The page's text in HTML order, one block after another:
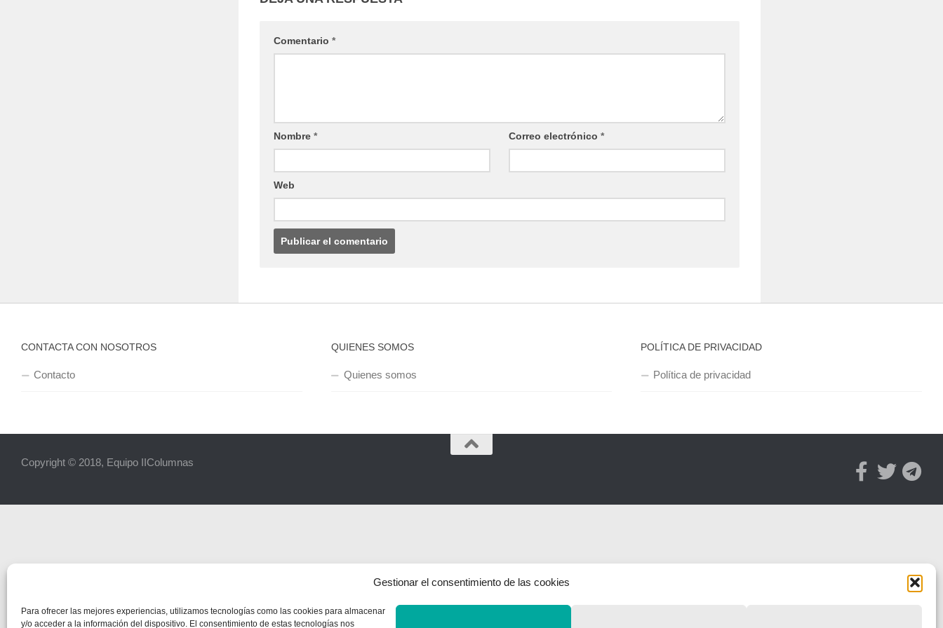
Gestionar el consentimiento de las cookies
Para ofrecer las mejores experiencias, utilizamos tecnologías como las cookies para almacenar
y/o acceder a la información del dispositivo. El consentimiento de estas tecnologías nos
Comentario *
Nombre * Correo electrónico *
Web
CONTACTA CON NOSOTROS
Contacto
QUIENES SOMOS
Quienes somos
POLÍTICA DE PRIVACIDAD
Política de privacidad
Copyright © 2018, Equipo IIColumnas